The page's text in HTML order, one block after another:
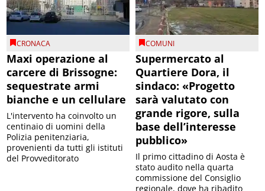
CRONACA
Maxi operazione al
carcere di Brissogne:
sequestrate armi
bianche e un cellulare
L'intervento ha coinvolto un
centinaio di uomini della
Polizia penitenziaria,
provenienti da tutti gli istituti
del Provveditorato
COMUNI
Supermercato al
Quartiere Dora, il
sindaco: «Progetto
sarà valutato con
grande rigore, sulla
base dell’interesse
pubblico»
Il primo cittadino di Aosta è
stato audito nella quarta
commissione del Consiglio
regionale, dove ha ribadito